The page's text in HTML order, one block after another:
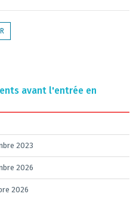
avant l'entrée en
2023
2026
2026